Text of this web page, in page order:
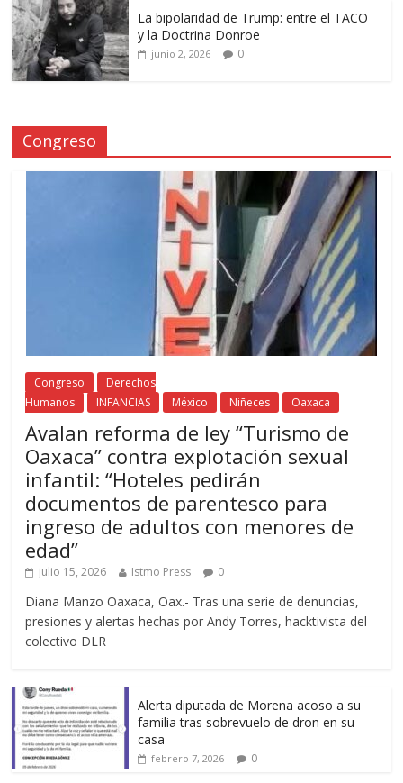
La bipolaridad de Trump: entre el TACO
y la Doctrina Donroe
junio 2, 2026 0
Congreso
Congreso
Derechos
Humanos
INFANCIAS México Niñeces Oaxaca
Avalan reforma de ley “Turismo de
Oaxaca” contra explotación sexual
infantil: “Hoteles pedirán
documentos de parentesco para
ingreso de adultos con menores de
edad”
julio 15, 2026 Istmo Press 0
Diana Manzo Oaxaca, Oax.- Tras una serie de denuncias,
presiones y alertas hechas por Andy Torres, hacktivista del
colectivo DLR
Alerta diputada de Morena acoso a su
familia tras sobrevuelo de dron en su
casa
febrero 7, 2026 0